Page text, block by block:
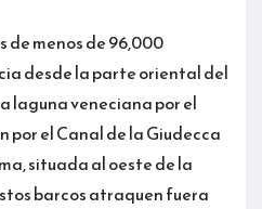
de menos de 96,000
desde la parte oriental del
laguna veneciana por el
por el Canal de la Giudecca
situada al oeste de la
barcos atraquen fuera